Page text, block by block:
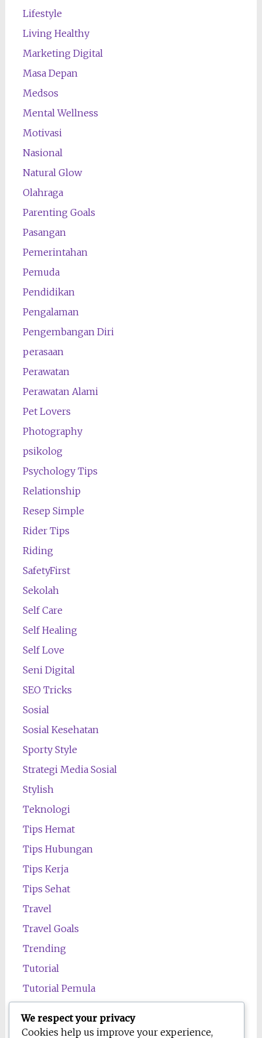
Lifestyle
Living Healthy
Marketing Digital
Masa Depan
Medsos
Mental Wellness
Motivasi
Nasional
Natural Glow
Olahraga
Parenting Goals
Pasangan
Pemerintahan
Pemuda
Pendidikan
Pengalaman
Pengembangan Diri
perasaan
Perawatan
Perawatan Alami
Pet Lovers
Photography
psikolog
Psychology Tips
Relationship
Resep Simple
Rider Tips
Riding
SafetyFirst
Sekolah
Self Care
Self Healing
Self Love
Seni Digital
SEO Tricks
Sosial
Sosial Kesehatan
Sporty Style
Strategi Media Sosial
Stylish
Teknologi
Tips Hemat
Tips Hubungan
Tips Kerja
Tips Sehat
Travel
Travel Goals
Trending
Tutorial
Tutorial Pemula
Wawasan
We respect your privacy
Cookies help us improve your experience,